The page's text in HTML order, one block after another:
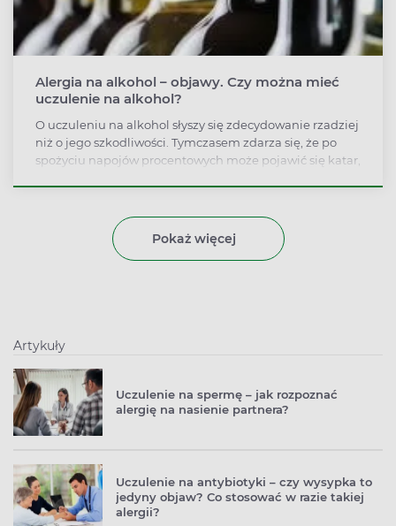
Alergia na alkohol – objawy. Czy można mieć
uczulenie na alkohol?
O uczuleniu na alkohol słyszy się zdecydowanie rzadziej
niż o jego szkodliwości. Tymczasem zdarza się, że po
spożyciu napojów procentowych może pojawić się katar,
Pokaż więcej
Artykuły
Uczulenie na spermę – jak rozpoznać
alergię na nasienie partnera?
Uczulenie na antybiotyki – czy wysypka to
jedyny objaw? Co stosować w razie takiej
alergii?